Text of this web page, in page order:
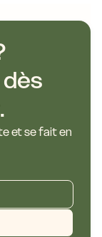
et se fait en